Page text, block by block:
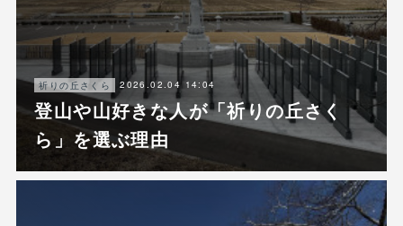
祈りの丘さくら 2026.02.04 14:04
登山や山好きな人が「祈りの丘さく
ら」を選ぶ理由